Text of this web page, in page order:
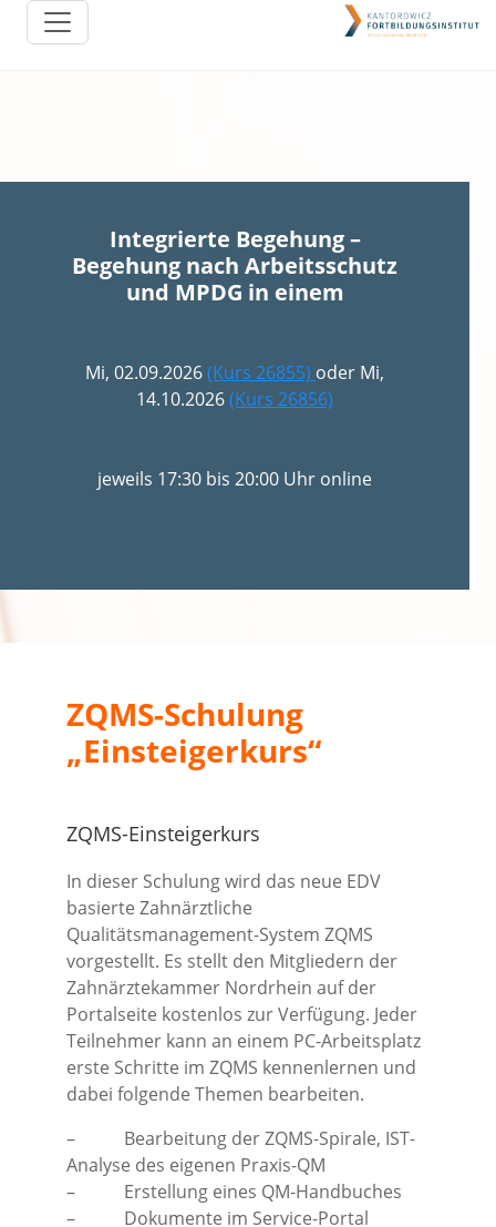
Integrierte Begehung –
Begehung nach Arbeitsschutz
und MPDG in einem
Mi, 02.09.2026(Kurs 26855) oder Mi,
14.10.2026(Kurs 26856)
jeweils 17:30 bis 20:00 Uhr online
ZQMS-Schulung
„Einsteigerkurs“
ZQMS-Einsteigerkurs
In dieser Schulung wird das neue EDV
basierte Zahnärztliche
Qualitätsmanagement-System ZQMS
vorgestellt. Es stellt den Mitgliedern der
Zahnärztekammer Nordrhein auf der
Portalseite kostenlos zur Verfügung. Jeder
Teilnehmer kann an einem PC-Arbeitsplatz
erste Schritte im ZQMS kennenlernen und
dabei folgende Themen bearbeiten.
– Bearbeitung der ZQMS-Spirale, IST-
Analyse des eigenen Praxis-QM
– Erstellung eines QM-Handbuches
– Dokumente im Service-Portal